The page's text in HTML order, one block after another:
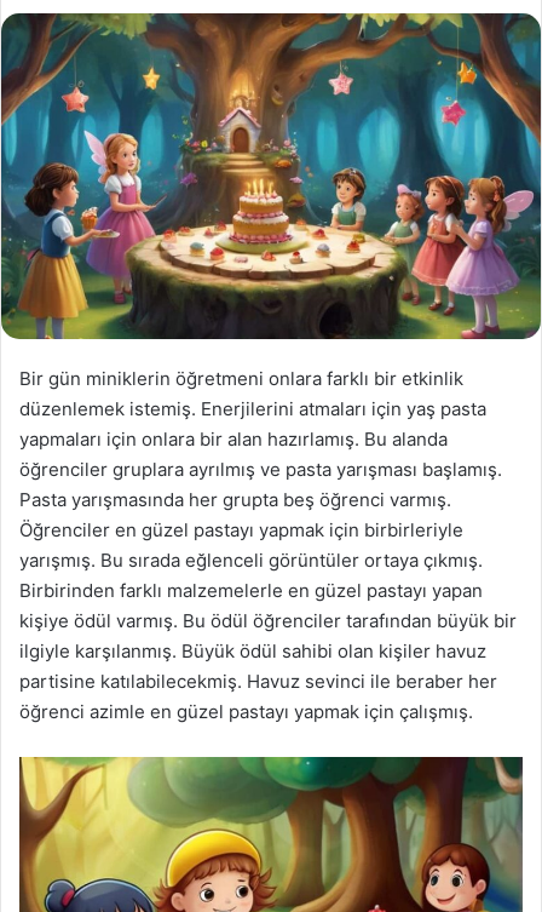
Bir gün miniklerin öğretmeni onlara farklı bir etkinlik
düzenlemek istemiş. Enerjilerini atmaları için yaş pasta
yapmaları için onlara bir alan hazırlamış. Bu alanda
öğrenciler gruplara ayrılmış ve pasta yarışması başlamış.
Pasta yarışmasında her grupta beş öğrenci varmış.
Öğrenciler en güzel pastayı yapmak için birbirleriyle
yarışmış. Bu sırada eğlenceli görüntüler ortaya çıkmış.
Birbirinden farklı malzemelerle en güzel pastayı yapan
kişiye ödül varmış. Bu ödül öğrenciler tarafından büyük bir
ilgiyle karşılanmış. Büyük ödül sahibi olan kişiler havuz
partisine katılabilecekmiş. Havuz sevinci ile beraber her
öğrenci azimle en güzel pastayı yapmak için çalışmış.